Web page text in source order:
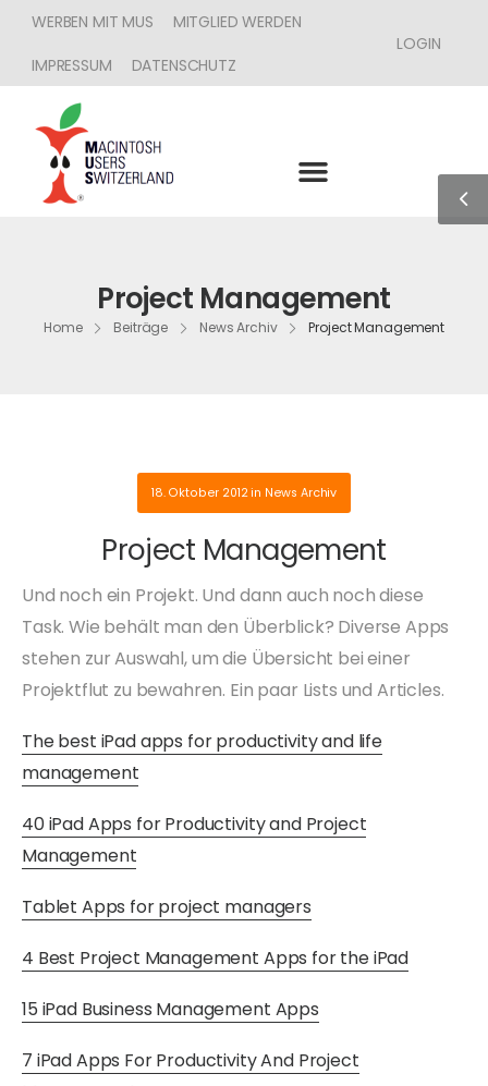
WERBEN MIT MUS
MITGLIED WERDEN
IMPRESSUM
DATENSCHUTZ
LOGIN
Project Management
Home Beiträge News Archiv Project Management
18. Oktober 2012in News Archiv
Project Management
Und noch ein Projekt. Und dann auch noch diese
Task. Wie behält man den Überblick? Diverse Apps
stehen zur Auswahl, um die Übersicht bei einer
Projektflut zu bewahren. Ein paar Lists und Articles.
The best iPad apps for productivity and life
management
40 iPad Apps for Productivity and Project
Management
Tablet Apps for project managers
4 Best Project Management Apps for the iPad
15 iPad Business Management Apps
7 iPad Apps For Productivity And Project